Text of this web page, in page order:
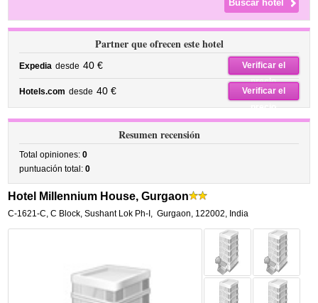
Partner que ofrecen este hotel
Expedia desde 40 €
Verificar el
precio
Hotels.com desde 40 €
Verificar el
precio
Resumen recensión
Total opiniones:0
puntuación total:0
Hotel Millennium House, Gurgaon
C-1621-C, C Block, Sushant Lok Ph-I , Gurgaon, 122002, India